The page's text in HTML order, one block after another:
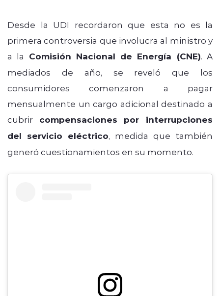
Desde la UDI recordaron que esta no es la
primera controversia que involucra al ministro y
a la Comisión Nacional de Energía (CNE). A
mediados de año, se reveló que los
consumidores comenzaron a pagar
mensualmente un cargo adicional destinado a
cubrir compensaciones por interrupciones
del servicio eléctrico, medida que también
generó cuestionamientos en su momento.